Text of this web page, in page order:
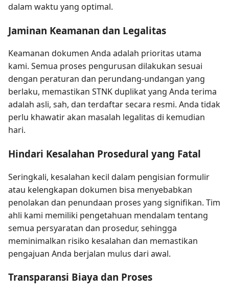
dalam waktu yang optimal.
Jaminan Keamanan dan Legalitas
Keamanan dokumen Anda adalah prioritas utama
kami. Semua proses pengurusan dilakukan sesuai
dengan peraturan dan perundang-undangan yang
berlaku, memastikan STNK duplikat yang Anda terima
adalah asli, sah, dan terdaftar secara resmi. Anda tidak
perlu khawatir akan masalah legalitas di kemudian
hari.
Hindari Kesalahan Prosedural yang Fatal
Seringkali, kesalahan kecil dalam pengisian formulir
atau kelengkapan dokumen bisa menyebabkan
penolakan dan penundaan proses yang signifikan. Tim
ahli kami memiliki pengetahuan mendalam tentang
semua persyaratan dan prosedur, sehingga
meminimalkan risiko kesalahan dan memastikan
pengajuan Anda berjalan mulus dari awal.
Transparansi Biaya dan Proses